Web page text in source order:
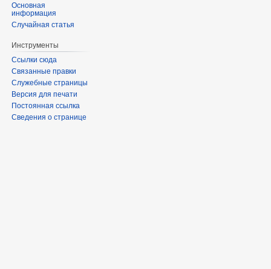
Основная
информация
Случайная статья
Инструменты
Ссылки сюда
Связанные правки
Служебные страницы
Версия для печати
Постоянная ссылка
Сведения о странице